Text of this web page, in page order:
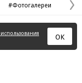
#Фотогалереи
ОК